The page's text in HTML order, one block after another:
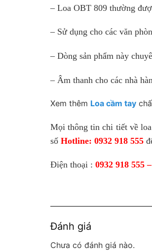
– Loa OBT 809 thường
– Sử dụng cho các văn
– Dòng sản phẩm này
– Âm thanh cho các nhà
Xem thêm Loa cầm tay
Mọi thông tin chi tiết về
số Hotline: 0932 918 555
Điện thoại : 0932 918 555
Đánh giá
Chưa có đánh giá nào.